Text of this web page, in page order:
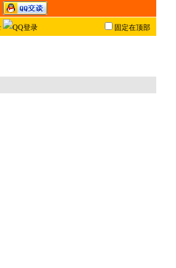
固定在顶部